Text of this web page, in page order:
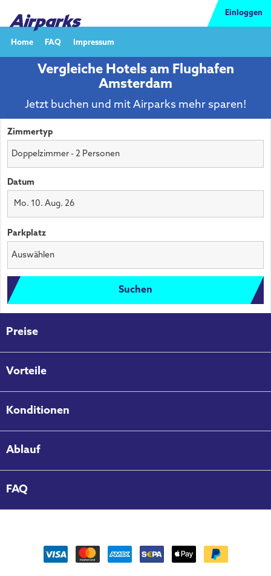
Einloggen
Home FAQ Impressum
Vergleiche Hotels am Flughafen
Amsterdam
Jetzt buchen und mit Airparks mehr sparen!
Zimmertyp
Datum
Mo. 10. Aug. 26
Parkplatz
Suchen
Preise
Vorteile
Konditionen
Ablauf
FAQ